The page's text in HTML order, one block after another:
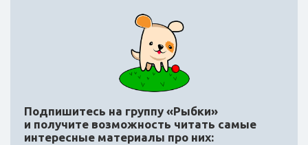
Подпишитесь на группу «Рыбки»
и получите возможность читать самые
интересные материалы про них: